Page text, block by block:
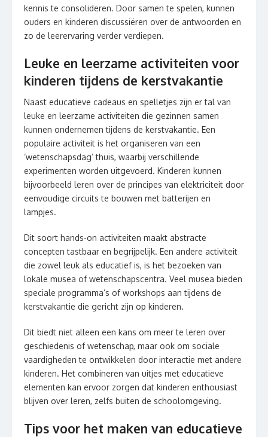
kennis te consolideren. Door samen te spelen, kunnen
ouders en kinderen discussiëren over de antwoorden en
zo de leerervaring verder verdiepen.
Leuke en leerzame activiteiten voor
kinderen tijdens de kerstvakantie
Naast educatieve cadeaus en spelletjes zijn er tal van
leuke en leerzame activiteiten die gezinnen samen
kunnen ondernemen tijdens de kerstvakantie. Een
populaire activiteit is het organiseren van een
‘wetenschapsdag’ thuis, waarbij verschillende
experimenten worden uitgevoerd. Kinderen kunnen
bijvoorbeeld leren over de principes van elektriciteit door
eenvoudige circuits te bouwen met batterijen en
lampjes.
Dit soort hands-on activiteiten maakt abstracte
concepten tastbaar en begrijpelijk. Een andere activiteit
die zowel leuk als educatief is, is het bezoeken van
lokale musea of wetenschapscentra. Veel musea bieden
speciale programma’s of workshops aan tijdens de
kerstvakantie die gericht zijn op kinderen.
Dit biedt niet alleen een kans om meer te leren over
geschiedenis of wetenschap, maar ook om sociale
vaardigheden te ontwikkelen door interactie met andere
kinderen. Het combineren van uitjes met educatieve
elementen kan ervoor zorgen dat kinderen enthousiast
blijven over leren, zelfs buiten de schoolomgeving.
Tips voor het maken van educatieve